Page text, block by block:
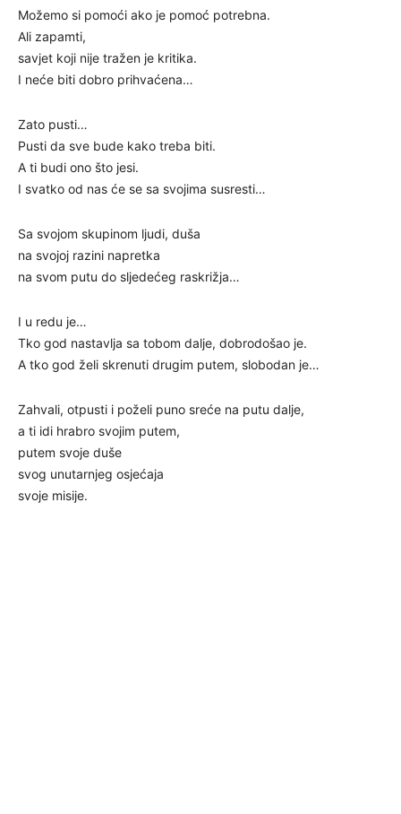
Možemo si pomoći ako je pomoć potrebna.
Ali zapamti,
savjet koji nije tražen je kritika.
I neće biti dobro prihvaćena…
Zato pusti…
Pusti da sve bude kako treba biti.
A ti budi ono što jesi.
I svatko od nas će se sa svojima susresti…
Sa svojom skupinom ljudi, duša
na svojoj razini napretka
na svom putu do sljedećeg raskrižja…
I u redu je…
Tko god nastavlja sa tobom dalje, dobrodošao je.
A tko god želi skrenuti drugim putem, slobodan je…
Zahvali, otpusti i poželi puno sreće na putu dalje,
a ti idi hrabro svojim putem,
putem svoje duše
svog unutarnjeg osjećaja
svoje misije.